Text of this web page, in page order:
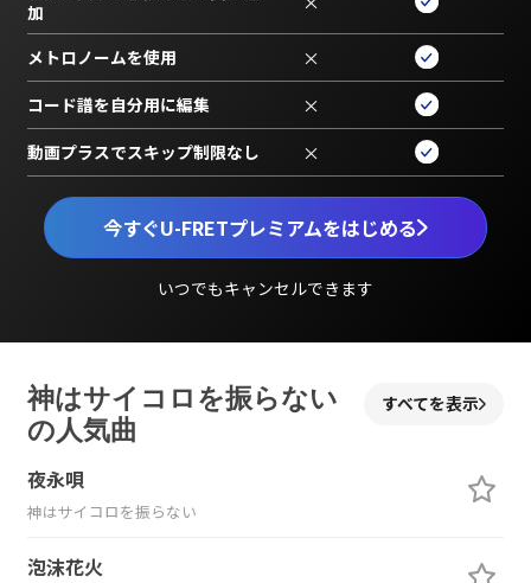
今すぐU-FRETプレミアムをはじめる
いつでもキャンセルできます
加
メトロノームを使用 ×
コード譜を自分用に編集 ×
動画プラスでスキップ制限なし ×
神はサイコロを振らない
の人気曲
すべてを表示
夜永唄
神はサイコロを振らない
泡沫花火